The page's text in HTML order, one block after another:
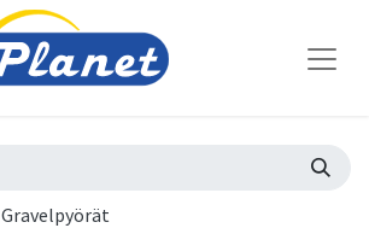
Gravelpyörät